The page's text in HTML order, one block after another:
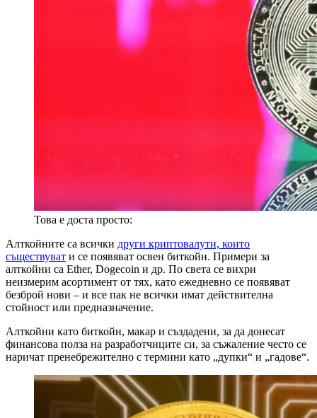
Това е доста просто:
Алткойните са всички други криптовалути, които
съществуват и се появяват освен биткойн. Примери за
алткойни са Ether, Dogecoin и др. По света се вихри
неизмерим асортимент от тях, като ежедневно се появяват
безброй нови – и все пак не всички имат действителна
стойност или предназначение.
Алткойни като биткойн, макар и създадени, за да донесат
финансова полза на разработчиците си, за съжаление често се
наричат пренебрежително с термини като „дупки“ и „гадове“.